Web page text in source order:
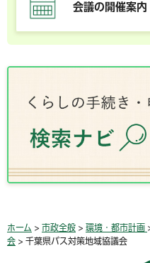
会議の開催案内
ホーム > 市政全般 > 環境・都市計画
会 > 千葉県バス対策地域協議会